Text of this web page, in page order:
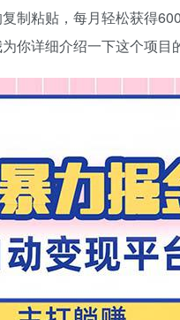
制粘贴，每月轻松获得
你详细介绍一下这个项目